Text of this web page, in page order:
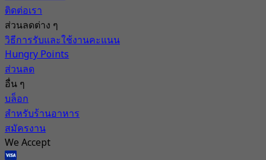
ติดต่อเรา
ส่วนลดต่าง ๆ
วิธีการรับและใช้งานคะแนน
Hungry Points
ส่วนลด
อื่น ๆ
บล็อก
สำหรับร้านอาหาร
สมัครงาน
We Accept